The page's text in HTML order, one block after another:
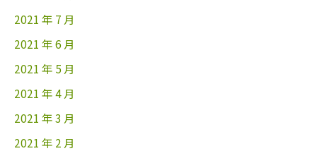
2021 年 7 月
2021 年 6 月
2021 年 5 月
2021 年 4 月
2021 年 3 月
2021 年 2 月